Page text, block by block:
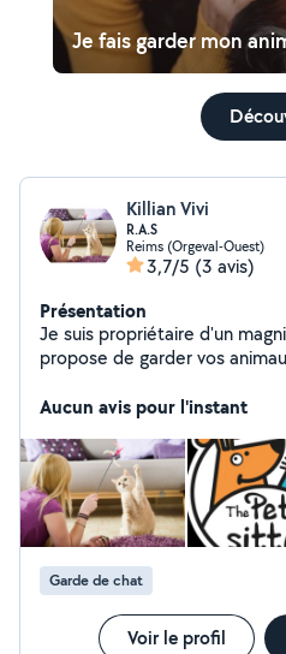
Je fais garder mon
Killian Vivi
R.A.S
Reims (Orgeval-Ouest)
3,7/5 (3 avis)
Présentation
Je suis propriétaire d'un
propose de garder vos
définir avec vous. Vous aurez
auprès de vos bien aimés
Aucun avis pour l'instant
Garde de chat
Voir le profil